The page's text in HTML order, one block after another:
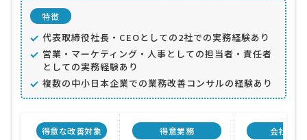
特徴
代表取締役社長・CEOとしての2社での実務経験あり
営業・マーケティング・人事としての担当者・責任者
としての実務経験あり
複数の中小日本企業での業務改善コンサルの経験あり
得意な改善対象
得意業務
会社特色